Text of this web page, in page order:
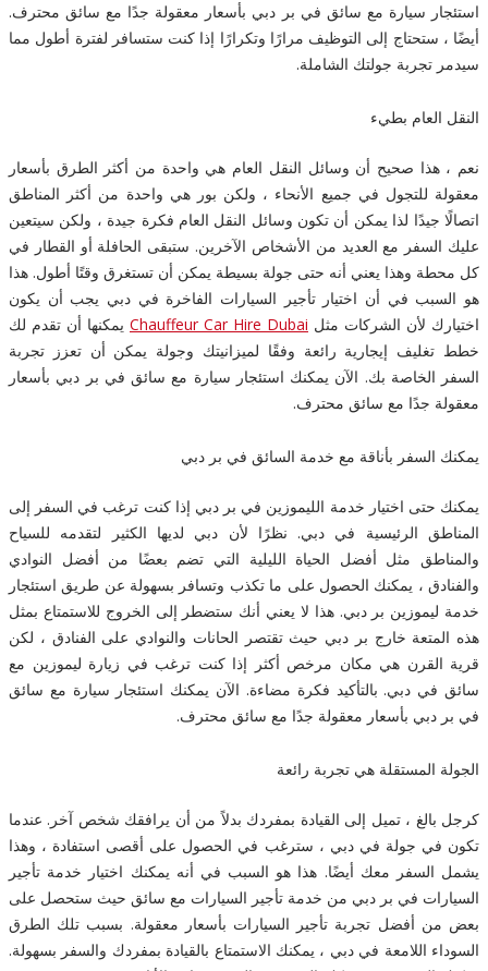
استئجار سيارة مع سائق في بر دبي بأسعار معقولة جدًا مع سائق محترف.
أيضًا ، ستحتاج إلى التوظيف مرارًا وتكرارًا إذا كنت ستسافر لفترة أطول مما
سيدمر تجربة جولتك الشاملة.
النقل العام بطيء
نعم ، هذا صحيح أن وسائل النقل العام هي واحدة من أكثر الطرق بأسعار
معقولة للتجول في جميع الأنحاء ، ولكن بور هي واحدة من أكثر المناطق
اتصالًا جيدًا لذا يمكن أن تكون وسائل النقل العام فكرة جيدة ، ولكن سيتعين
عليك السفر مع العديد من الأشخاص الآخرين. ستبقى الحافلة أو القطار في
كل محطة وهذا يعني أنه حتى جولة بسيطة يمكن أن تستغرق وقتًا أطول. هذا
هو السبب في أن اختيار تأجير السيارات الفاخرة في دبي يجب أن يكون
اختيارك لأن الشركات مثل Chauffeur Car Hire Dubai يمكنها أن تقدم لك
خطط تغليف إيجارية رائعة وفقًا لميزانيتك وجولة يمكن أن تعزز تجربة
السفر الخاصة بك. الآن يمكنك استئجار سيارة مع سائق في بر دبي بأسعار
معقولة جدًا مع سائق محترف.
يمكنك السفر بأناقة مع خدمة السائق في بر دبي
يمكنك حتى اختيار خدمة الليموزين في بر دبي إذا كنت ترغب في السفر إلى
المناطق الرئيسية في دبي. نظرًا لأن دبي لديها الكثير لتقدمه للسياح
والمناطق مثل أفضل الحياة الليلية التي تضم بعضًا من أفضل النوادي
والفنادق ، يمكنك الحصول على ما تكذب وتسافر بسهولة عن طريق استئجار
خدمة ليموزين بر دبي. هذا لا يعني أنك ستضطر إلى الخروج للاستمتاع بمثل
هذه المتعة خارج بر دبي حيث تقتصر الحانات والنوادي على الفنادق ، لكن
قرية القرن هي مكان مرخص أكثر إذا كنت ترغب في زيارة ليموزين مع
سائق في دبي. بالتأكيد فكرة مضاءة. الآن يمكنك استئجار سيارة مع سائق
في بر دبي بأسعار معقولة جدًا مع سائق محترف.
الجولة المستقلة هي تجربة رائعة
كرجل بالغ ، تميل إلى القيادة بمفردك بدلاً من أن يرافقك شخص آخر. عندما
تكون في جولة في دبي ، سترغب في الحصول على أقصى استفادة ، وهذا
يشمل السفر معك أيضًا. هذا هو السبب في أنه يمكنك اختيار خدمة تأجير
السيارات في بر دبي من خدمة تأجير السيارات مع سائق حيث ستحصل على
بعض من أفضل تجربة تأجير السيارات بأسعار معقولة. بسبب تلك الطرق
السوداء اللامعة في دبي ، يمكنك الاستمتاع بالقيادة بمفردك والسفر بسهولة.